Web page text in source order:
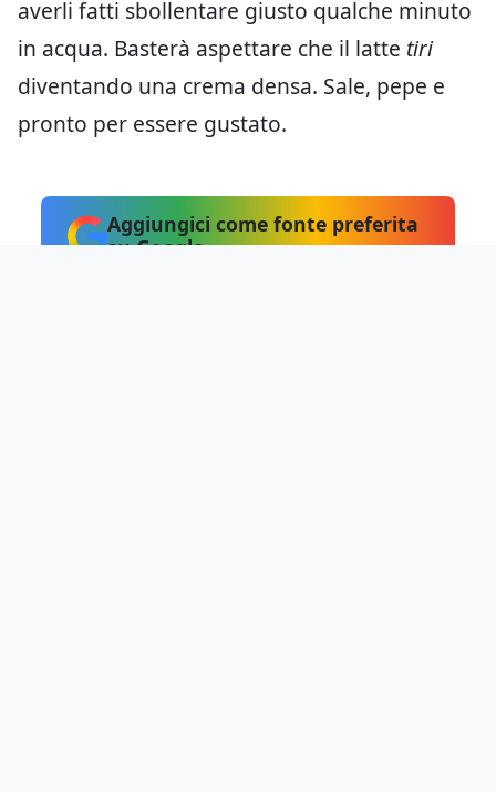
averli fatti sbollentare giusto qualche minuto
in acqua. Basterà aspettare che il latte tiri
diventando una crema densa. Sale, pepe e
pronto per essere gustato.
Aggiungici come fonte preferita
su Google